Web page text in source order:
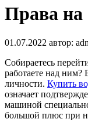
Права на
01.07.2022 автор:
Собираетесь
работаете над ним?
личности. Купить
означает
машиной
большой плюс при